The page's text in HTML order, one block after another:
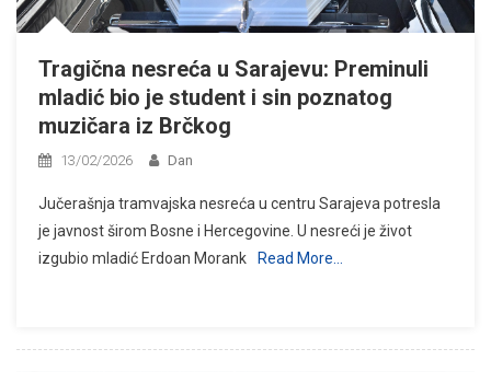
Tragična nesreća u Sarajevu: Preminuli
mladić bio je student i sin poznatog
muzičara iz Brčkog
13/02/2026 Dan
Jučerašnja tramvajska nesreća u centru Sarajeva potresla
je javnost širom Bosne i Hercegovine. U nesreći je život
izgubio mladić Erdoan Morank
Read More…